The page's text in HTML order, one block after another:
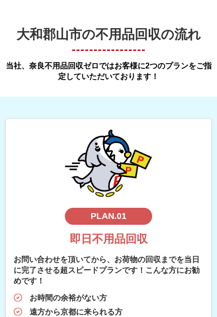
大和郡山市の不用品回収の流れ
当社、奈良不用品回収ゼロではお客様に2つのプランをご指
定していただいております！
PLAN.01
即日不用品回収
お問い合わせを頂いてから、お荷物の回収までを当日
に完了させる超スピードプランです！こんな方にお勧
めです！
お時間の余裕がない方
遠方から京都に来られる方